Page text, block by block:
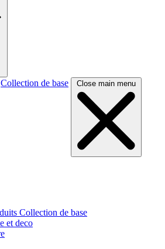
Collection de base Close main menu
Collection de base
et deco